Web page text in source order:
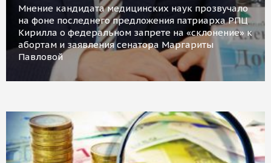
Мнение кандидата медицинских наук прозвучало
на фоне последнего предложения патриарха РПЦ
Кирилла о федеральном запрете на «склонение» к
абортам и заявления сенатора Маргариты
Павловой